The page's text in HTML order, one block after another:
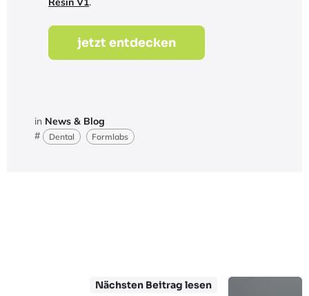
jetzt entdecken
in News & Blog
#
Dental Formlabs
Nächsten Beitrag lesen